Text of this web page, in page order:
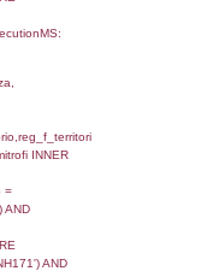
((el_comuni INNER
=
ON
ON